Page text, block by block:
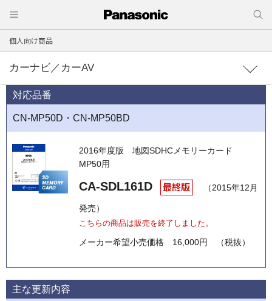
個人向け商品
カーナビ／カーAV
対応品番
CN-MP50D・CN-MP50BD
2016年度版地図SDHCメモリーカード
MP50用
CA-SDL161D （2015年12月
発売）
こちらの商品は販売を終了しました。
メーカー希望小売価格 16,000円 （税抜）
主な更新内容